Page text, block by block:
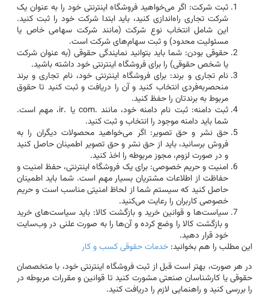
ثبت شرکت: اگر می‌خواهید فروشگاه اینترنتی خود را به عنوان یک
شرکت تجاری راه‌اندازی کنید، باید ابتدا شرکت خود را ثبت کنید.
این شامل انتخاب نوع شرکت (مانند شرکت سهامی خاص یا
مسئولیت محدود) و ثبت سهام‌های شرکت است.
حقوقی بودن: شما باید بتوانید نمایندگی حقوقی (به عنوان شرکت
یا شخص حقوقی) را برای فروشگاه اینترنتی خود داشته باشید.
نام تجاری و برند: برای فروشگاه اینترنتی خود، نام تجاری و برند
منحصربه‌فردی انتخاب کنید و آن را دریافت و ثبت کنید تا حقوق
مربوط به برندتان را حفظ کنید.
ثبت دامنه: ثبت نام دامنه خود، مانند .com یا .ir، مهم است.
شما باید دامنه موجود را انتخاب و ثبت کنید.
حق نشر و حق تصویر: اگر می‌خواهید محصولات دیگران را به
فروش برسانید، باید از حق نشر و حق تصویر اطمینان حاصل کنید
و در صورت لزوم، مجوز مربوطه را اخذ کنید.
امنیت و حریم خصوصی: برای یک فروشگاه اینترنتی، حفظ امنیت و
حفاظت از اطلاعات مشتریان بسیار مهم است. شما باید اطمینان
حاصل کنید که سیستم شما از لحاظ امنیتی مناسب است و حریم
خصوصی کاربران را رعایت می‌کنید.
سیاست‌ها و قوانین خرید و بازگشت کالا: باید سیاست‌های خرید
و بازگشت کالا را وضع کرده و آن‌ها را به صورت علنی در وب‌سایت
خود قرار دهید.
این مطلب را هم بخوانید: خدمات حقوقی کسب و کار
در هر صورت، بهتر است قبل از ثبت فروشگاه اینترنتی خود، با متخصصان
حقوقی یا کارشناسان صنعتی مشورت کنید تا قوانین و مقررات مربوطه در
را بررسی کنید و راهنمایی لازم را دریافت کنید.